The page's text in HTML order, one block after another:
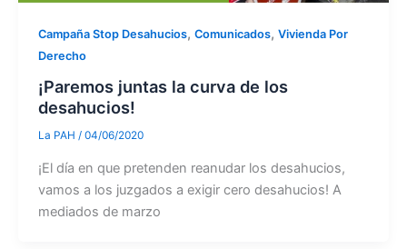
Campaña Stop Desahucios, Comunicados, Vivienda Por
Derecho
¡Paremos juntas la curva de los
desahucios!
La PAH / 04/06/2020
¡El día en que pretenden reanudar los desahucios,
vamos a los juzgados a exigir cero desahucios! A
mediados de marzo